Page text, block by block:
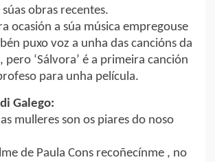
obras recentes.
ocasión a súa música empregouse
puxo voz a unha das cancións da
, pero ‘Sálvora’ é a primeira canción
para unha película.
Galego:
mulleres son os piares do noso
de Paula Cons recoñecínme , no